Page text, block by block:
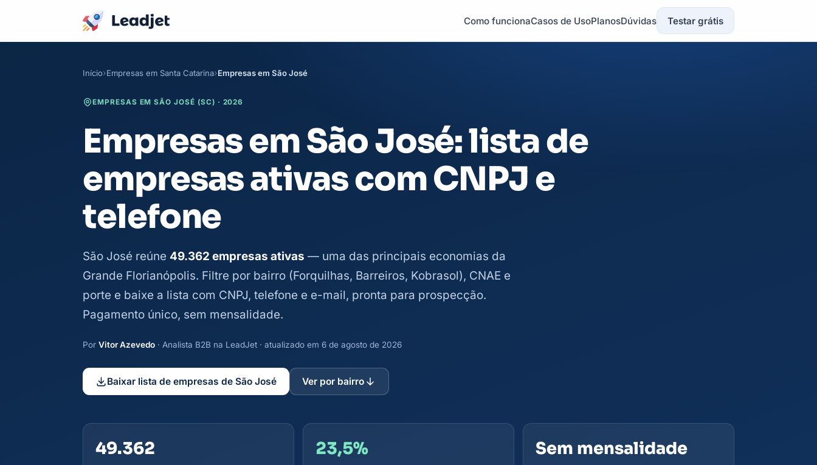
Como funcionaCasos de UsoPlanosDúvidas Testar grátis
Início Empresas em Santa Catarina Empresas em São José
EMPRESAS EM SÃO JOSÉ (SC) · 2026
Empresas em São José: lista de
empresas ativas com CNPJ e
telefone
São José reúne 49.362 empresas ativas — uma das principais economias da
Grande Florianópolis. Filtre por bairro (Forquilhas, Barreiros, Kobrasol), CNAE e
porte e baixe a lista com CNPJ, telefone e e-mail, pronta para prospecção.
Pagamento único, sem mensalidade.
Por Vitor Azevedo · Analista B2B na LeadJet · atualizado em 6 de agosto de 2026
Baixar lista de empresas de São José Ver por bairro
49.362 23,5% Sem mensalidade